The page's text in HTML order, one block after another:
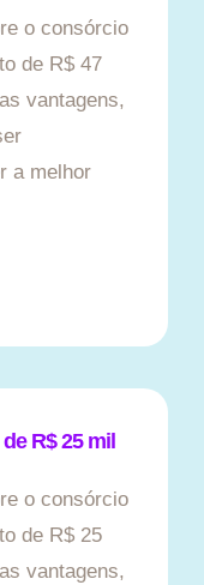
o consórcio
de R$ 47
vantagens,
a melhor
R$ 25 mil
o consórcio
de R$ 25
vantagens,